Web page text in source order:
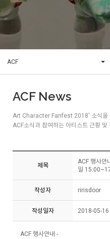
ACF
ACF News
Art Character Fanfest 2018' 소식을
ACF소식과 참여하는 아티스트 근황 및
제목
ACF 행사안
일
작성자 ririsdoor
작성일자 2018-05-16
ACF 행사안내 -